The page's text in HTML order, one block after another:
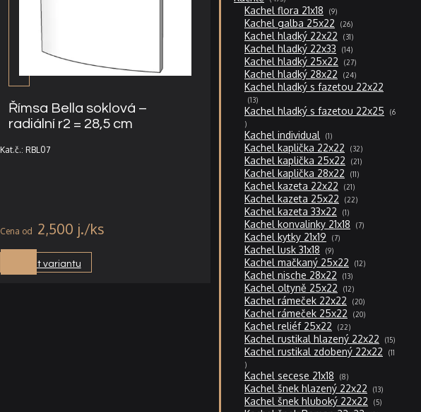
Římsa Bella soklová –
radiální r2 = 28,5 cm
Kat.č.: RBL07
2,500 j.
Vybrat variantu
produktů
Kachel flora 21x18 99
produktů
Kachel galba 25x22 2626
produktů
Kachel hladký 22x22 3131
produktů
Kachel hladký 22x33 1414
produktů
Kachel hladký 25x22 2727
produktů
Kachel hladký 28x22 2424
produktů
Kachel hladký s fazetou 22x22
1313
produktů
Kachel hladký s fazetou 22x25
6
6
produktů
Kachel individual 11
produkt
Kachel kaplička 22x22 3232
produktů
Kachel kaplička 25x22 2121
produktů
Kachel kaplička 28x22 1111
produktů
Kachel kazeta 22x22 2121
produktů
Kachel kazeta 25x22 2222
produktů
Kachel kazeta 33x22 11
produkt
Kachel konvalinky 21x18 77
produktů
Kachel kytky 21x19 77
produktů
Kachel lusk 31x18 99
produktů
Kachel mačkaný 25x22 1212
produktů
Kachel nische 28x22 1313
produktů
Kachel oltyně 25x22 1212
produktů
Kachel rámeček 22x22 2020
produktů
Kachel rámeček 25x22 2020
produktů
Kachel reliéf 25x22 2222
produktů
Kachel rustikal hlazený 22x22 1515
produktů
Kachel rustikal zdobený 22x22
11
11
produktů
Kachel secese 21x18 88
produktů
Kachel šnek hlazený 22x22 1313
produktů
Kachel šnek hluboký 22x22 55
produktů